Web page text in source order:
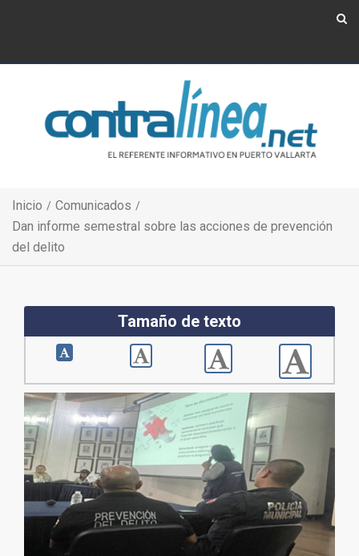
Inicio
Comunicados
Dan informe semestral sobre las acciones de prevención
del delito
Tamaño de texto